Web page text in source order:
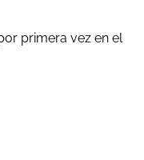
primera vez en el